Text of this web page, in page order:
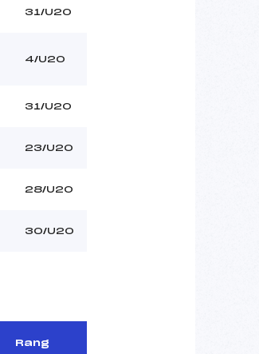
31/U20
4/U20
31/U20
23/U20
28/U20
30/U20
Rang